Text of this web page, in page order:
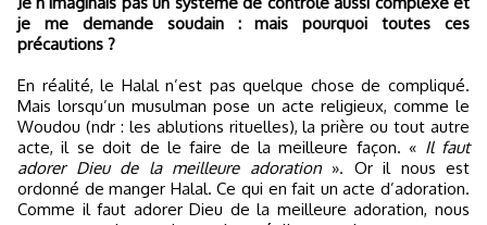
je me demande soudain : mais pourquoi toutes ces
précautions ?
En réalité, le Halal n’est pas quelque chose de compliqué.
Mais lorsqu’un musulman pose un acte religieux, comme le
Woudou (ndr : les ablutions rituelles), la prière ou tout autre
acte, il se doit de le faire de la meilleure façon. « Il faut
adorer Dieu de la meilleure adoration». Or il nous est
ordonné de manger Halal. Ce qui en fait un acte d’adoration.
Comme il faut adorer Dieu de la meilleure adoration, nous